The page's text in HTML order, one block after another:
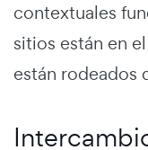
contextuales
sitios están en
están rodeados